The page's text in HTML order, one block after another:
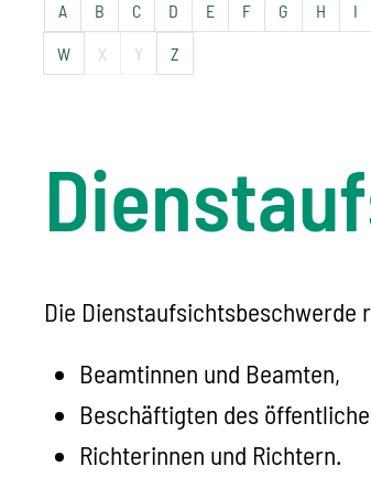
A B C D E F G H I
W X Y Z
Die Dienstaufsichtsbeschwerde
Beamtinnen und Beamten,
Beschäftigten des
Richterinnen und Richtern.